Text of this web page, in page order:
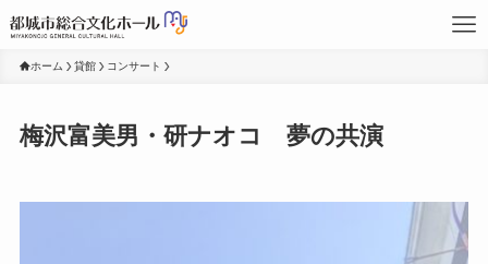
ホーム 貸館 コンサート
梅沢富美男・研ナオコ 夢の共演